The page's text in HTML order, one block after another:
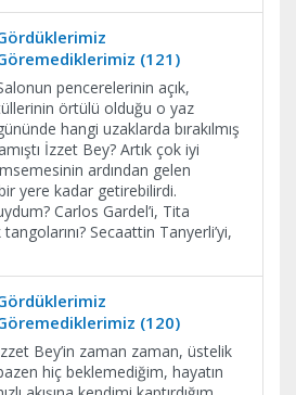
(121)
pencerelerinin açık,
örtülü olduğu o yaz
hangi uzaklarda bırakılmış
İzzet Bey? Artık çok iyi
ardından gelen
yere kadar getirebilirdi.
Carlos Gardel’i, Tita
Secaattin Tanyerli’yi,
(120)
Bey’in zaman zaman, üstelik
hiç beklemediğim, hayatın